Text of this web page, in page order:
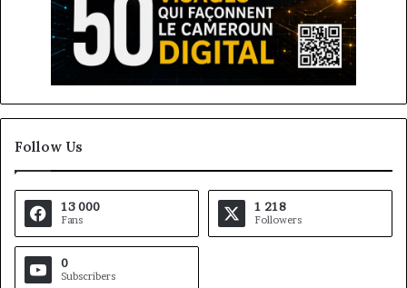
Follow Us
13 000
Fans
1 218
Followers
0
Subscribers